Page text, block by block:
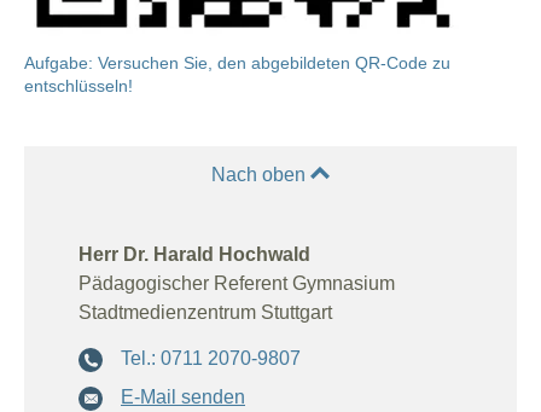
Aufgabe: Versuchen Sie, den abgebildeten QR-Code zu
entschlüsseln!
Nach oben
Herr Dr. Harald Hochwald
Pädagogischer Referent Gymnasium
Stadtmedienzentrum Stuttgart
Tel.: 0711 2070-9807
E-Mail senden